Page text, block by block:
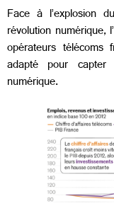
Face à l’explosion
révolution numérique,
opérateurs
adapté pour
numérique.